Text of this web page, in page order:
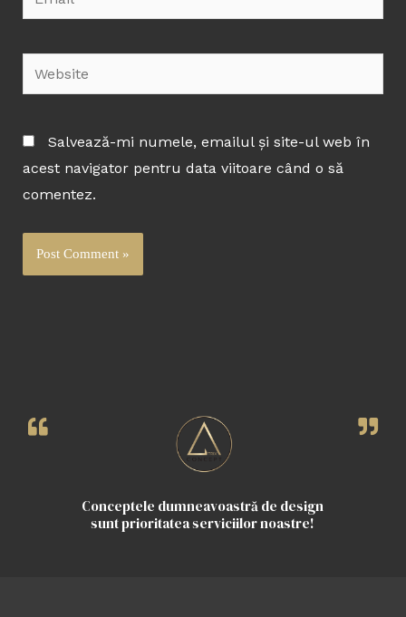
Website
Salvează-mi numele, emailul și site-ul web în
acest navigator pentru data viitoare când o să
comentez.
Conceptele dumneavoastră de design
sunt prioritatea serviciilor noastre!